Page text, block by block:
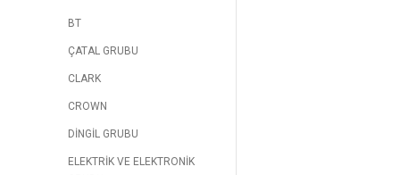
BT
ÇATAL GRUBU
CLARK
CROWN
DİNGİL GRUBU
ELEKTRİK VE ELEKTRONİK